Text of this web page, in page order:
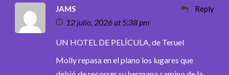
JAMS
12 julio, 2026 at 5:38 pm
Reply
UN HOTEL DE PELÍCULA, de Teruel
Molly repasa en el plano los lugares que